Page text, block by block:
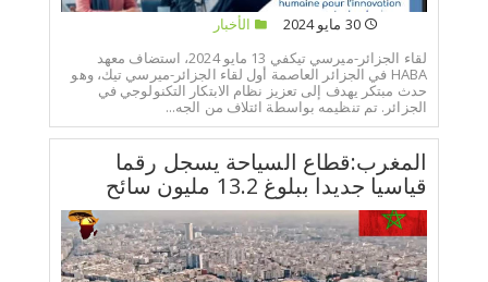
30 مايو 2024
الأخبار
لقاء الجزائر-ميرسي تيكفي 13 مايو 2024، استضاف معهد
HABA في الجزائر العاصمة أول لقاء الجزائر-ميرسي تيك، وهو
حدث مبتكر يهدف إلى تعزيز نظام الابتكار التكنولوجي في
الجزائر. تم تنظيمه بواسطة ائتلاف من الجه...
المغرب:قطاع السياحة يسجل رقما
قياسيا جديدا ببلوغ 13.2 مليون سائح